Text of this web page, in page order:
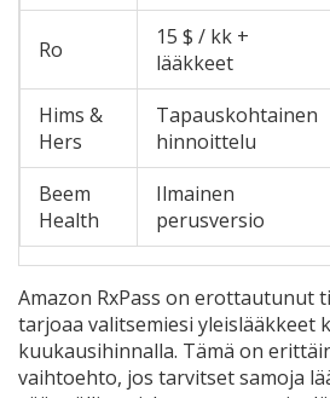
Ro
15 $ / kk +
lääkkeet
Hims &
Hers
Tapauskohtainen
hinnoittelu
Beem
Health
Ilmainen
perusversio
Amazon RxPass on erottautunut
tarjoaa valitsemiesi yleislääkkeet
kuukausihinnalla. Tämä on
vaihtoehto, jos tarvitset samoja